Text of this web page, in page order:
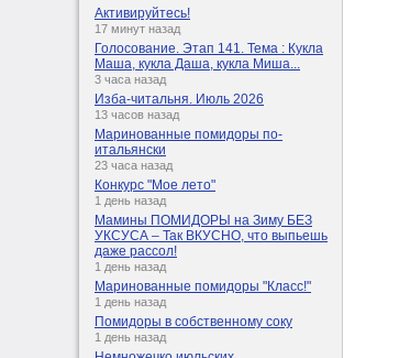
Активируйтесь!
17 минут назад
Голосование. Этап 141. Тема : Кукла
Маша, кукла Даша, кукла Миша...
3 часа назад
Изба-читальня. Июль 2026
13 часов назад
Маринованные помидоры по-
итальянски
23 часа назад
Конкурс "Мое лето"
1 день назад
Мамины ПОМИДОРЫ на Зиму БЕЗ
УКСУСА – Так ВКУСНО, что выпьешь
даже рассол!
1 день назад
Маринованные помидоры "Класс!"
1 день назад
Помидоры в собственному соку
1 день назад